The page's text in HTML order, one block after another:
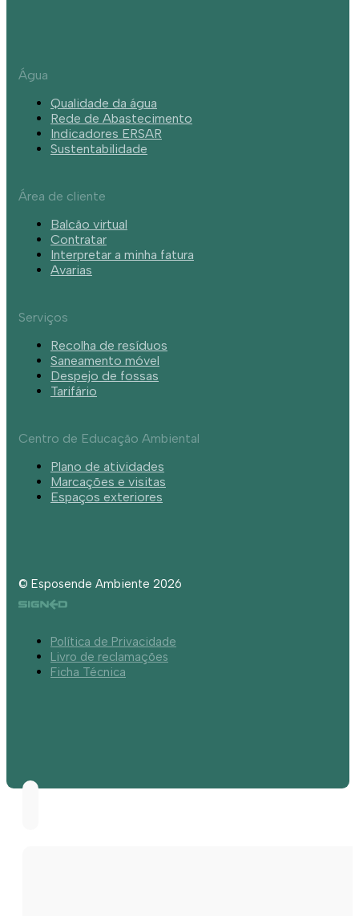
Água
Qualidade da água
Rede de Abastecimento
Indicadores ERSAR
Sustentabilidade
Área de cliente
Balcão virtual
Contratar
Interpretar a minha fatura
Avarias
Serviços
Recolha de resíduos
Saneamento móvel
Despejo de fossas
Tarifário
Centro de Educação Ambiental
Plano de atividades
Marcações e visitas
Espaços exteriores
© Esposende Ambiente 2026
Política de Privacidade
Livro de reclamações
Ficha Técnica